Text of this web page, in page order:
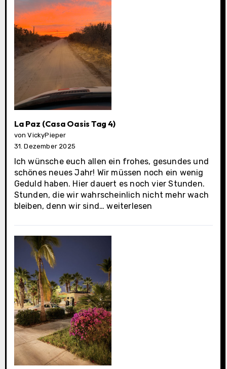
Tag)
La Paz (Casa Oasis Tag 4)
von VickyPieper
31. Dezember 2025
Ich wünsche euch allen ein frohes, gesundes und
schönes neues Jahr! Wir müssen noch ein wenig
Geduld haben. Hier dauert es noch vier Stunden.
Stunden, die wir wahrscheinlich nicht mehr wach
bleiben, denn wir sind…La
(Casa
Oasis
4)
weiterlesen